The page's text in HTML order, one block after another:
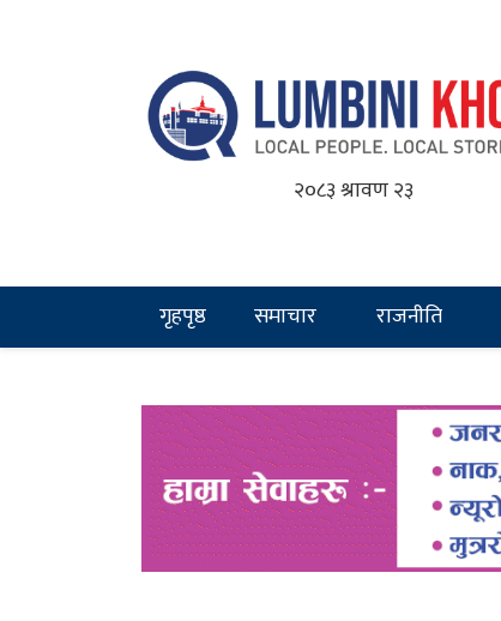
२०८३ श्रावण २३
गृहपृष्ठ समाचार राजनीति